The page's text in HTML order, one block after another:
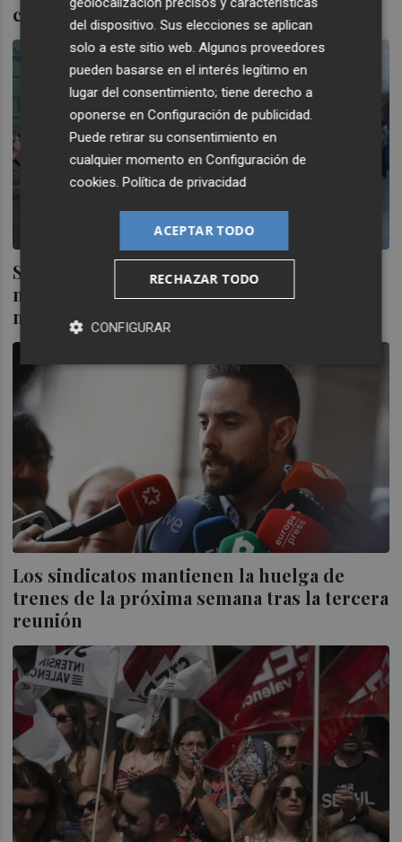
calendario de negociación
Sindicatos se concentran para exigir más
medios y personal para aplicar el nuevo
modelo de Justicia: "Es un desastre"
Los sindicatos mantienen la huelga de
trenes de la próxima semana tras la tercera
reunión
del dispositivo. Sus elecciones se aplican
solo a este sitio web. Algunos proveedores
pueden basarse en el interés legítimo en
lugar del consentimiento; tiene derecho a
oponerse enConfiguración de publicidad.
Puede retirar su consentimiento en
cualquier momento enConfiguración de
cookies.Política de privacidad
ACEPTAR TODO
RECHAZAR TODO
CONFIGURAR